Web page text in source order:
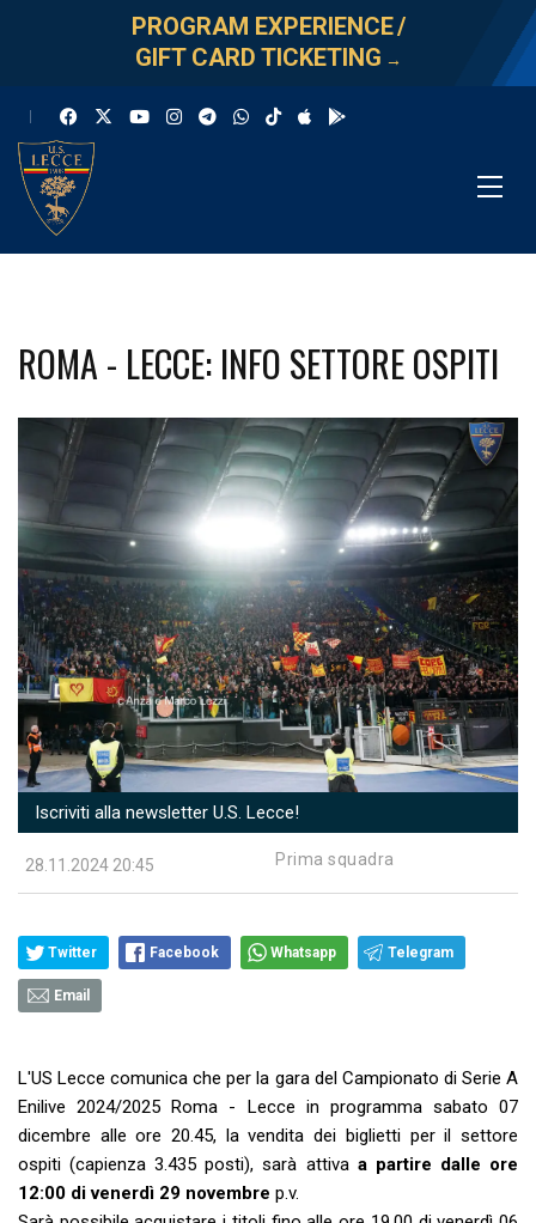
PROGRAM EXPERIENCE/
GIFT CARD TICKETING →
ROMA - LECCE: INFO SETTORE OSPITI
Iscriviti alla newsletter U.S. Lecce!
28.11.2024 20:45 Prima squadra
Twitter Facebook Whatsapp Telegram
Email
L'US Lecce comunica che per la gara del Campionato di Serie A
Enilive 2024/2025 Roma - Lecce in programma sabato 07
dicembre alle ore 20.45, la vendita dei biglietti per il settore
ospiti (capienza 3.435 posti), sarà attiva a partire dalle ore
12:00 di venerdì 29 novembre p.v.